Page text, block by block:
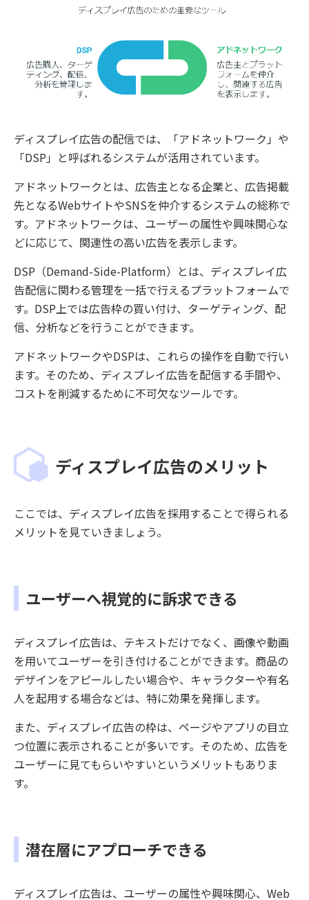
ディスプレイ広告の配信では、「アドネットワーク」や
「DSP」と呼ばれるシステムが活用されています。
アドネットワークとは、広告主となる企業と、広告掲載
先となるWebサイトやSNSを仲介するシステムの総称で
す。アドネットワークは、ユーザーの属性や興味関心な
どに応じて、関連性の高い広告を表示します。
DSP（Demand-Side-Platform）とは、ディスプレイ広
告配信に関わる管理を一括で行えるプラットフォームで
す。DSP上では広告枠の買い付け、ターゲティング、配
信、分析などを行うことができます。
アドネットワークやDSPは、これらの操作を自動で行い
ます。そのため、ディスプレイ広告を配信する手間や、
コストを削減するために不可欠なツールです。
ディスプレイ広告のメリット
ここでは、ディスプレイ広告を採用することで得られる
メリットを見ていきましょう。
ユーザーへ視覚的に訴求できる
ディスプレイ広告は、テキストだけでなく、画像や動画
を用いてユーザーを引き付けることができます。商品の
デザインをアピールしたい場合や、キャラクターや有名
人を起用する場合などは、特に効果を発揮します。
また、ディスプレイ広告の枠は、ページやアプリの目立
つ位置に表示されることが多いです。そのため、広告を
ユーザーに見てもらいやすいというメリットもありま
す。
潜在層にアプローチできる
ディスプレイ広告は、ユーザーの属性や興味関心、Web